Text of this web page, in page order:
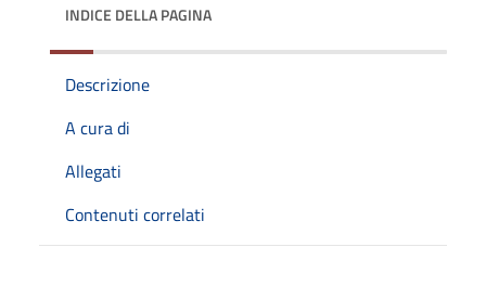
INDICE DELLA PAGINA
Descrizione
A cura di
Allegati
Contenuti correlati